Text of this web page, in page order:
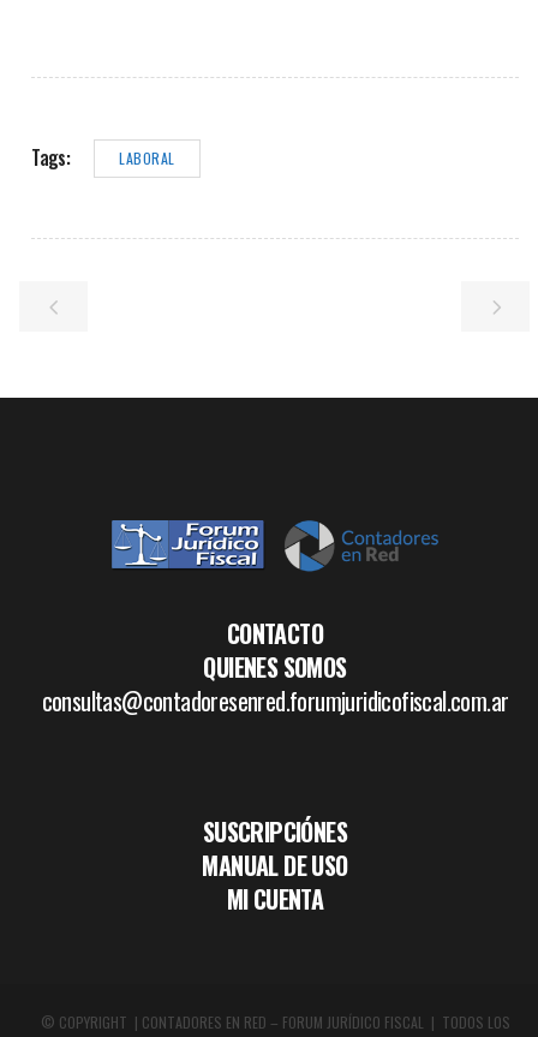
Tags: LABORAL
CONTACTO
QUIENES SOMOS
consultas@contadoresenred.forumjuridicofiscal.com.ar
SUSCRIPCIÓNES
MANUAL DE USO
MI CUENTA
© COPYRIGHT | CONTADORES EN RED – FORUM JURÍDICO FISCAL | TODOS LOS